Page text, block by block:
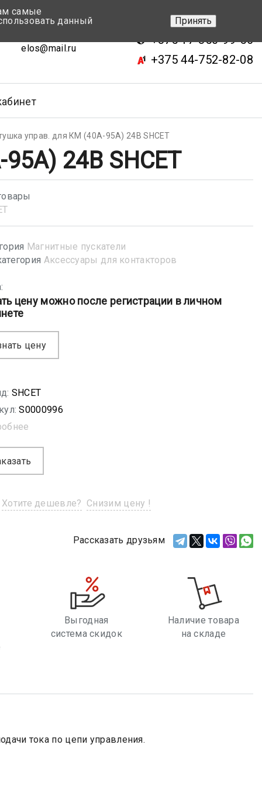
elos@mail.ru
+375 17-343-46-70
+375 17-350-99-56
+375 44-752-82-08
управ. для КМ (40А-95А) 24В SHCET
24В SHCET
Магнитные пускатели
Аксессуары для контакторов
цену можно после регистрации в личном
цену
SHСET
S0000996
Хотите дешевле? Снизим цену !
Рассказать друзьям
Выгодная
система скидок
Наличие товара
на складе
тока по цепи управления.
самые
данный
Принять